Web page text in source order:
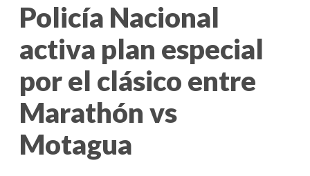
Policía Nacional
activa plan especial
por el clásico entre
Marathón vs
Motagua